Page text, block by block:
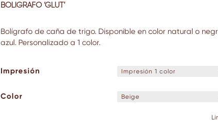
BOLÍGRAFO ‘GLUT’
Bolígrafo de caña de trigo. Disponible en color natural o
azul. Personalizado a 1 color.
Impresión
Color